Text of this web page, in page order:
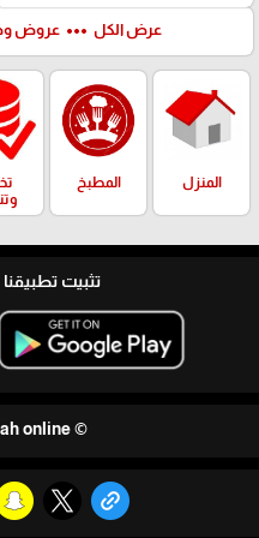
عرض الكل more_horiz عروض
المنزل المطبخ
تثبيت تطبيقنا
© Ramallah online